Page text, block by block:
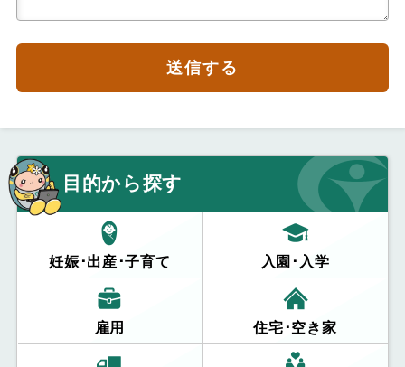
送信する
目的から探す
妊娠･出産･子育て 入園･入学
雇用 住宅･空き家